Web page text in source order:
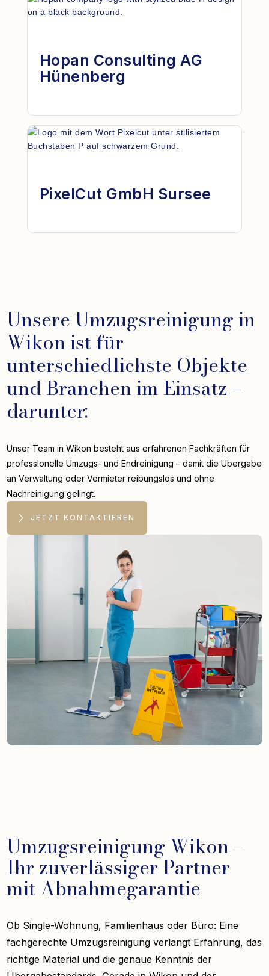
Hopan Consulting AG
Hünenberg
PixelCut GmbH Sursee
Unsere Umzugsreinigung in
Wikon ist für
unterschiedlichste Objekte
und Branchen im Einsatz –
darunter:
Unser Team in Wikon besteht aus erfahrenen Fachkräften für
professionelle Umzugs- und Endreinigung – damit die Übergabe
an Verwaltung oder Vermieter reibungslos und ohne
Nachreinigung gelingt.
JETZT KONTAKTIEREN
Umzugsreinigung Wikon –
Ihr zuverlässiger Partner
mit Abnahmegarantie
Ob Single-Wohnung, Familienhaus oder Büro: Eine
fachgerechte Umzugsreinigung verlangt Erfahrung, das
richtige Material und die genaue Kenntnis der